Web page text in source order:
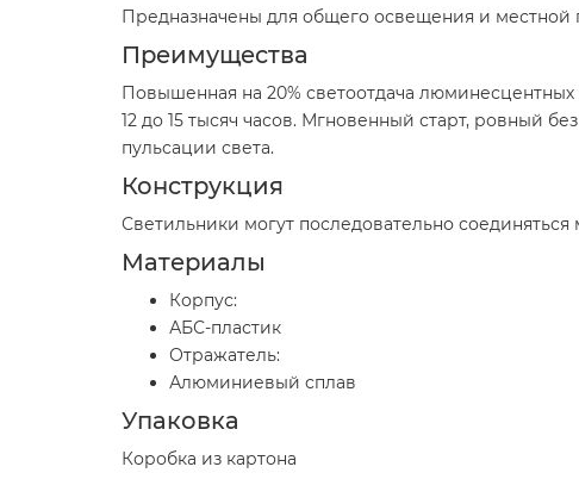
Предназначены для общего освещения и местной
Преимущества
Повышенная на 20% светоотдача
12 до 15 тысяч часов. Мгновенный старт, ровный
пульсации света.
Конструкция
Светильники могут последовательно
Материалы
Корпус:
АБС-пластик
Отражатель:
Алюминиевый сплав
Упаковка
Коробка из картона